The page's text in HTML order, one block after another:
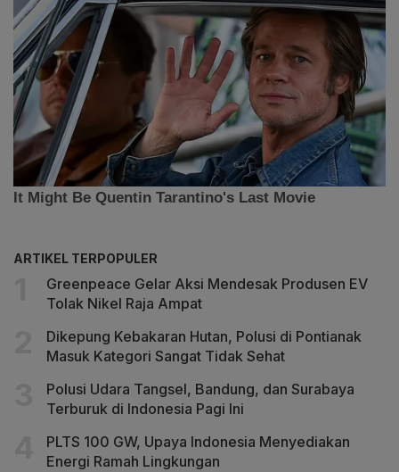
ARTIKEL TERPOPULER
Greenpeace Gelar Aksi Mendesak Produsen EV
Tolak Nikel Raja Ampat
Dikepung Kebakaran Hutan, Polusi di Pontianak
Masuk Kategori Sangat Tidak Sehat
Polusi Udara Tangsel, Bandung, dan Surabaya
Terburuk di Indonesia Pagi Ini
PLTS 100 GW, Upaya Indonesia Menyediakan
Energi Ramah Lingkungan